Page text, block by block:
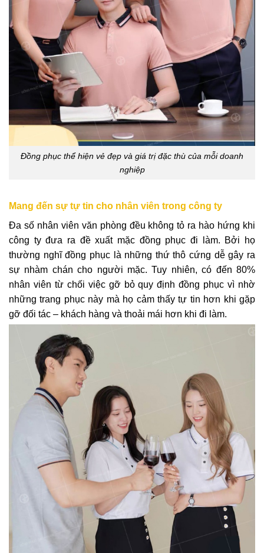
Đồng phục thể hiện vẻ đẹp và giá trị đặc thù của mỗi doanh
nghiệp
Mang đến sự tự tin cho nhân viên trong công ty
Đa số nhân viên văn phòng đều không tỏ ra hào hứng khi
công ty đưa ra đề xuất mặc đồng phục đi làm. Bởi họ
thường nghĩ đồng phục là những thứ thô cứng dễ gây ra
sự nhàm chán cho người mặc. Tuy nhiên, có đến 80%
nhân viên từ chối việc gỡ bỏ quy định đồng phục vì nhờ
những trang phục này mà họ cảm thấy tự tin hơn khi gặp
gỡ đối tác – khách hàng và thoải mái hơn khi đi làm.